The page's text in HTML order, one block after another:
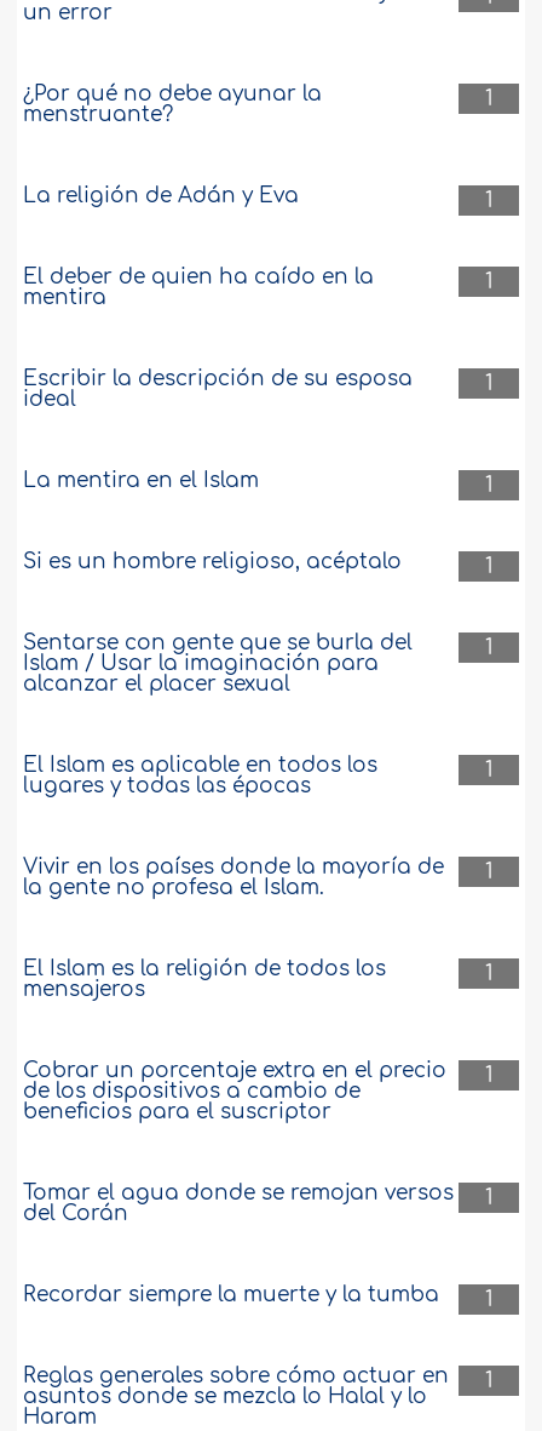
un error
1
¿Por qué no debe ayunar la
menstruante?
1
La religión de Adán y Eva
1
El deber de quien ha caído en la
mentira
1
Escribir la descripción de su esposa
ideal
1
La mentira en el Islam
1
Si es un hombre religioso, acéptalo
1
Sentarse con gente que se burla del
Islam / Usar la imaginación para
alcanzar el placer sexual
1
El Islam es aplicable en todos los
lugares y todas las épocas
1
Vivir en los países donde la mayoría de
la gente no profesa el Islam.
1
El Islam es la religión de todos los
mensajeros
1
Cobrar un porcentaje extra en el precio
de los dispositivos a cambio de
beneficios para el suscriptor
1
Tomar el agua donde se remojan versos
del Corán
1
Recordar siempre la muerte y la tumba
1
Reglas generales sobre cómo actuar en
asuntos donde se mezcla lo Halal y lo
Haram